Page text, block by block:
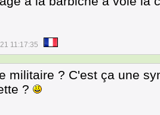
11:17:35
militaire ? C'est ça une
?